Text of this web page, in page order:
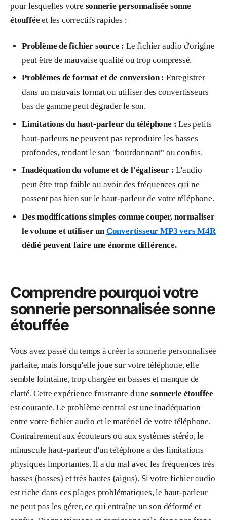
pour lesquelles votre sonnerie personnalisée sonne
étouffée et les correctifs rapides :
Problème de fichier source : Le fichier audio d'origine
peut être de mauvaise qualité ou trop compressé.
Problèmes de format et de conversion : Enregistrer
dans un mauvais format ou utiliser des convertisseurs
bas de gamme peut dégrader le son.
Limitations du haut-parleur du téléphone : Les petits
haut-parleurs ne peuvent pas reproduire les basses
profondes, rendant le son "bourdonnant" ou confus.
Inadéquation du volume et de l'égaliseur : L'audio
peut être trop faible ou avoir des fréquences qui ne
passent pas bien sur le haut-parleur de votre téléphone.
Des modifications simples comme couper, normaliser
le volume et utiliser unConvertisseur MP3 vers M4R
dédié peuvent faire une énorme différence.
Comprendre pourquoi votre
sonnerie personnalisée sonne
étouffée
Vous avez passé du temps à créer la sonnerie personnalisée
parfaite, mais lorsqu'elle joue sur votre téléphone, elle
semble lointaine, trop chargée en basses et manque de
clarté. Cette expérience frustrante d'unesonnerie étouffée
est courante. Le problème central est une inadéquation
entre votre fichier audio et le matériel de votre téléphone.
Contrairement aux écouteurs ou aux systèmes stéréo, le
minuscule haut-parleur d'un téléphone a des limitations
physiques importantes. Il a du mal avec les fréquences très
basses (basses) et très hautes (aigus). Si votre fichier audio
est riche dans ces plages problématiques, le haut-parleur
ne peut pas les gérer, ce qui entraîne un son déformé et